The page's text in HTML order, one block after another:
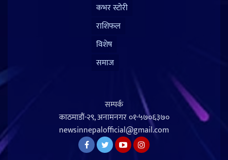
कभर स्टोरी
राशिफल
विशेष
समाज
सम्पर्क
काठमाडौं-२९, अनामनगर०१-५७०६३७०
newsinnepalofficial@gmail.com